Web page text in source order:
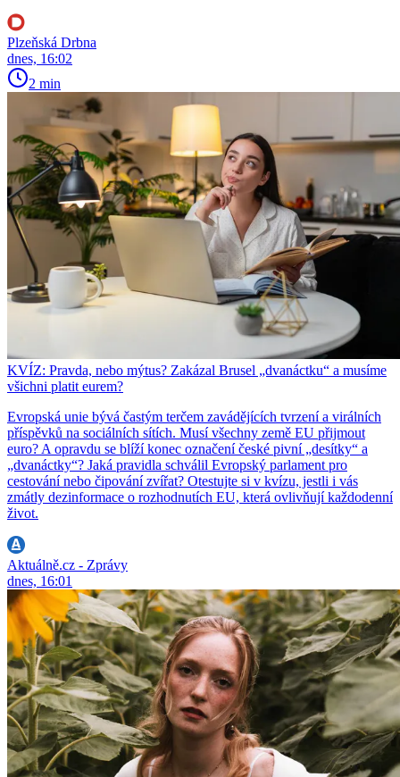
Plzeňská Drbna
dnes, 16:02
2 min
KVÍZ: Pravda, nebo mýtus? Zakázal Brusel „dvanáctku“ a musíme
všichni platit eurem?
Evropská unie bývá častým terčem zavádějících tvrzení a virálních
příspěvků na sociálních sítích. Musí všechny země EU přijmout
euro? A opravdu se blíží konec označení české pivní „desítky“ a
„dvanáctky“? Jaká pravidla schválil Evropský parlament pro
cestování nebo čipování zvířat? Otestujte si v kvízu, jestli i vás
zmátly dezinformace o rozhodnutích EU, která ovlivňují každodenní
život.
Aktuálně.cz - Zprávy
dnes, 16:01